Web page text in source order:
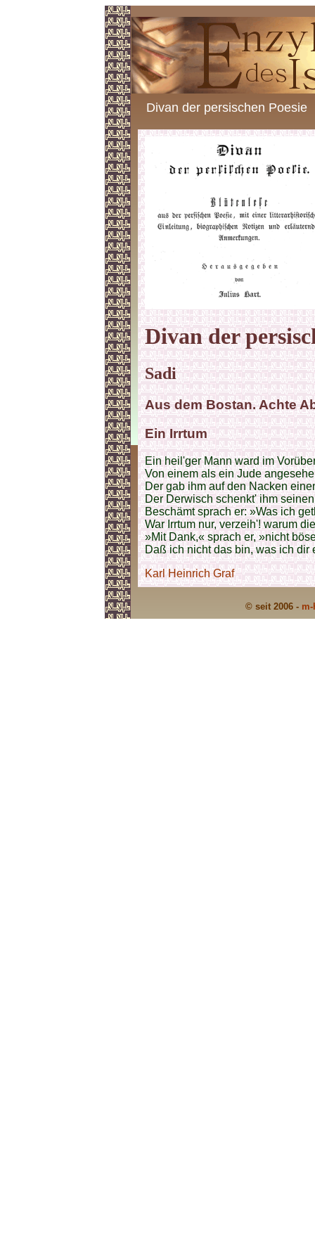
Divan der persischen Poesie
Divan der
Sadi
Aus dem Bostan. Achte
Ein Irrtum
Ein heil'ger Mann ward im
Von einem als ein Jude
Der gab ihm auf den Nacken
Der Derwisch schenkt' ihm
Beschämt sprach er: »Was ich
War Irrtum nur, verzeih'! warum
»Mit Dank,« sprach er, »nicht
Daß ich nicht das bin, was ich dir
Karl Heinrich Graf
© seit 2006 -